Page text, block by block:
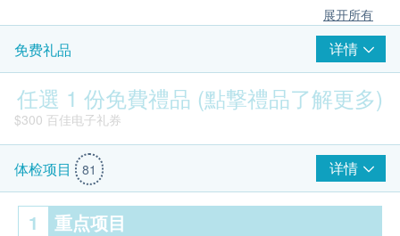
展开所有
免费礼品 详情
任選 1 份免費禮品 (點撃禮品了解更多)
$300 百佳电子礼券
体检项目 81 详情
1 重点项目